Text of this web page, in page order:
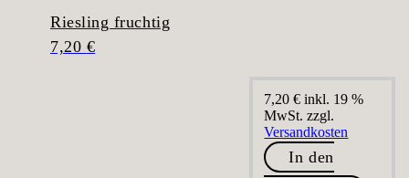
Riesling fruchtig
7,20 €
7,20€ inkl. 19 %
MwSt. zzgl.
Versandkosten
In den